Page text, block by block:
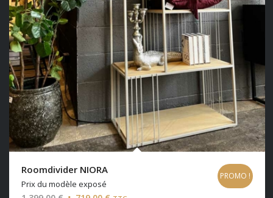
Roomdivider NIORA
Prix du modèle exposé
PROMO !